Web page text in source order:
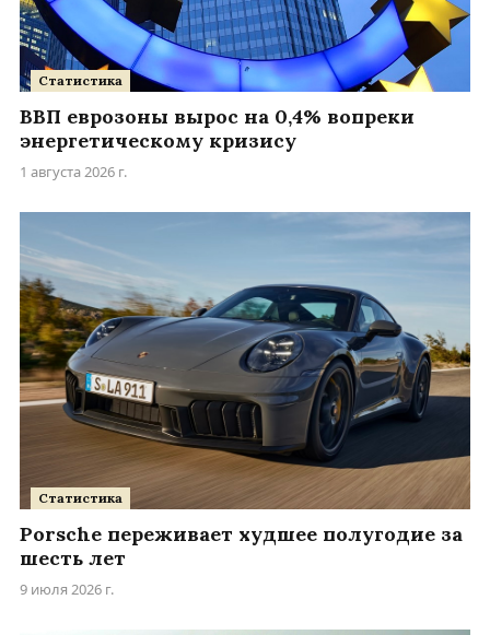
Статистика
ВВП еврозоны вырос на 0,4% вопреки
энергетическому кризису
1 августа 2026 г.
Статистика
Porsche переживает худшее полугодие за
шесть лет
9 июля 2026 г.